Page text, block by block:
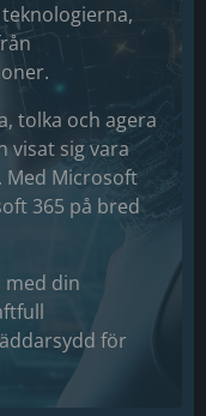
tolka och agera
visat sig vara
Med Microsoft
365 på bred
med din
för